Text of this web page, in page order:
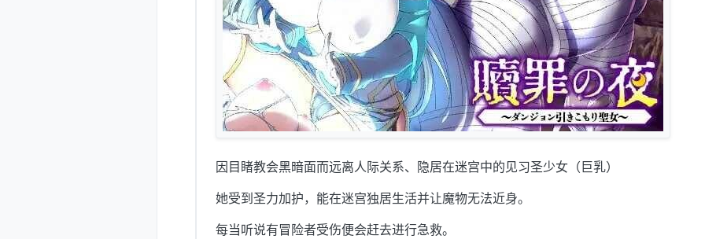
因目睹教会黑暗面而远离人际关系、隐居在迷宫中的见习圣少女（巨乳）
她受到圣力加护，能在迷宫独居生活并让魔物无法近身。
每当听说有冒险者受伤便会赶去进行急救。